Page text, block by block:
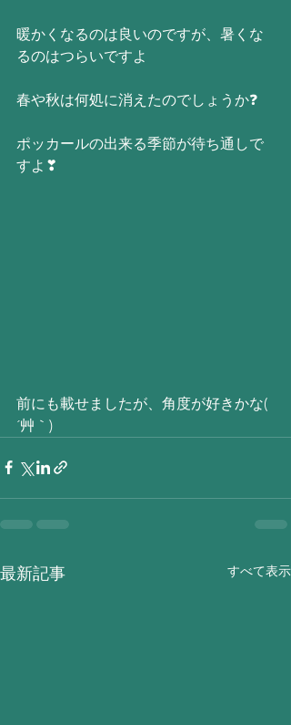
暖かくなるのは良いのですが、暑くな
るのはつらいですよ
春や秋は何処に消えたのでしょうか❓
ポッカールの出来る季節が待ち通しで
すよ❣
前にも載せましたが、角度が好きかな(
´艸｀)
最新記事 すべて表示